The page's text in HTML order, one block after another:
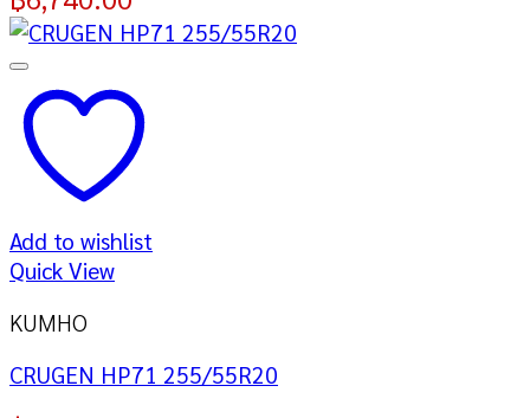
Add to wishlist
Quick View
KUMHO
CRUGEN HP71 255/55R20